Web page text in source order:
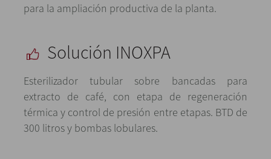
para la ampliación productiva de la planta.
Solución INOXPA
Esterilizador tubular sobre bancadas para
extracto de café, con etapa de regeneración
térmica y control de presión entre etapas. BTD de
300 litros y bombas lobulares.